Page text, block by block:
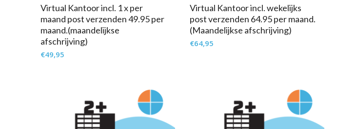
Virtual Kantoor incl. 1 x per
maand post verzenden 49.95 per
maand.(maandelijkse
afschrijving)
€49,95
Virtual Kantoor incl. wekelijks
post verzenden 64.95 per maand.
(Maandelijkse afschrijving)
€64,95